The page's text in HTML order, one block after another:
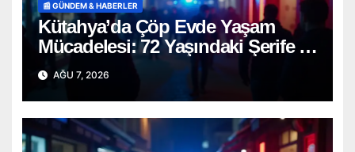
📰 GÜNDEM & HABERLER
Kütahya’da Çöp Evde Yaşam
Mücadelesi: 72 Yaşındaki Şerife D.
Mucizevi Şekilde Kurtarıldı
AĞU 7, 2026